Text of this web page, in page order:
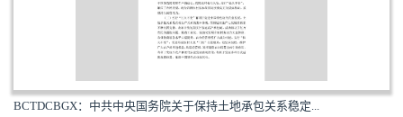
BCTDCBGX：中共中央国务院关于保持土地承包关系稳定...